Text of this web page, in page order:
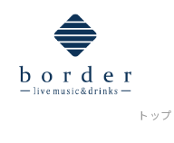
トップ